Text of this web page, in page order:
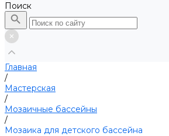
Поиск
Главная
/
Мастерская
/
Мозаичные бассейны
/
Мозаика для детского бассейна